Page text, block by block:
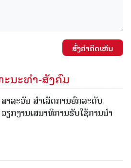
ສົ່ງຄໍາຄິດເຫັນ
ນະທຳ-ສັງຄົມ
ສາລະວັນ ສໍາເລັດການຍົກລະດັບ
ວຽກງານເສນາທິການຮັບໃຊ້ການນໍາ